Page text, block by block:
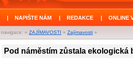
| NAPIŠTE NÁM | REDAKCE | ONLINE
navigace: » ZAJÍMAVOSTI » Zajímavosti »
Pod náměstím zůstala ekologická